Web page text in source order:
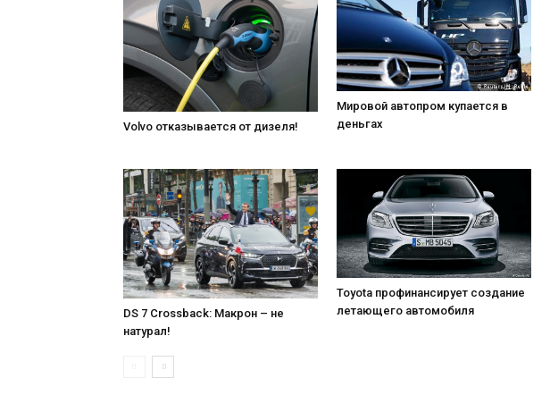
Volvo отказывается от дизеля!
Мировой автопром купается в
деньгах
DS 7 Crossback: Макрон – не
натурал!
Toyota профинансирует создание
летающего автомобиля